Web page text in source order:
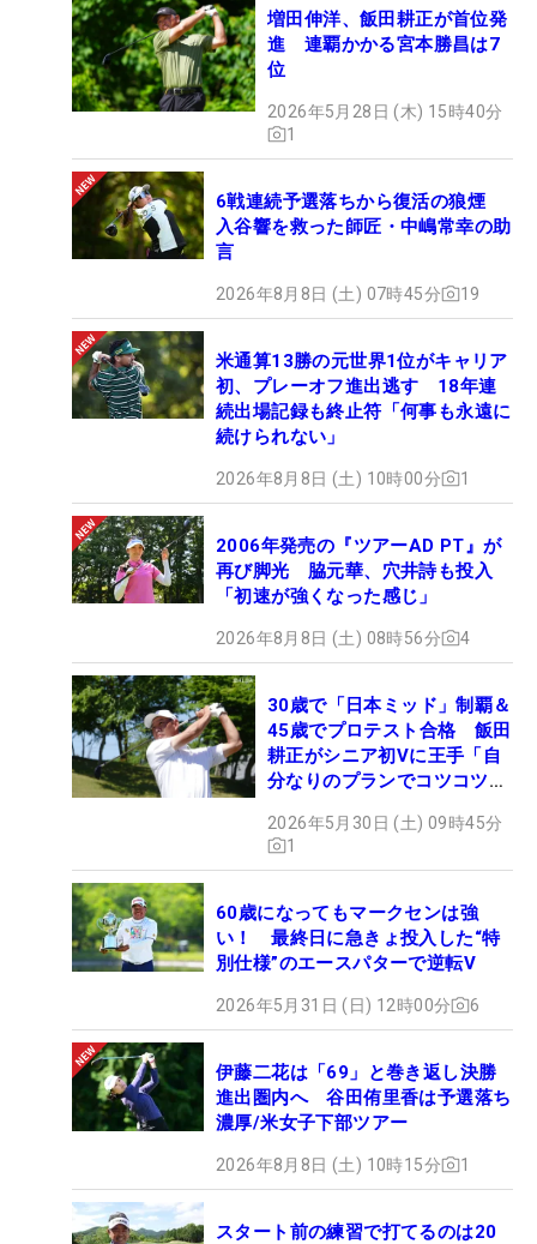
増田伸洋、飯田耕正が首位発
進 連覇かかる宮本勝昌は7
位
2026年5月28日 (木) 15時40分
1
6戦連続予選落ちから復活の狼煙
入谷響を救った師匠・中嶋常幸の助
言
2026年8月8日 (土) 07時45分 19
米通算13勝の元世界1位がキャリア
初、プレーオフ進出逃す 18年連
続出場記録も終止符「何事も永遠に
続けられない」
2026年8月8日 (土) 10時00分 1
2006年発売の『ツアーAD PT』が
再び脚光 脇元華、穴井詩も投入
「初速が強くなった感じ」
2026年8月8日 (土) 08時56分 4
30歳で「日本ミッド」制覇＆
45歳でプロテスト合格 飯田
耕正がシニア初Vに王手「自
分なりのプランでコツコツ
2026年5月30日 (土) 09時45分
1
60歳になってもマークセンは強
い！ 最終日に急きょ投入した“特
別仕様”のエースパターで逆転V
2026年5月31日 (日) 12時00分 6
伊藤二花は「69」と巻き返し決勝
進出圏内へ 谷田侑里香は予選落ち
濃厚/米女子下部ツアー
2026年8月8日 (土) 10時15分 1
スタート前の練習で打てるのは20